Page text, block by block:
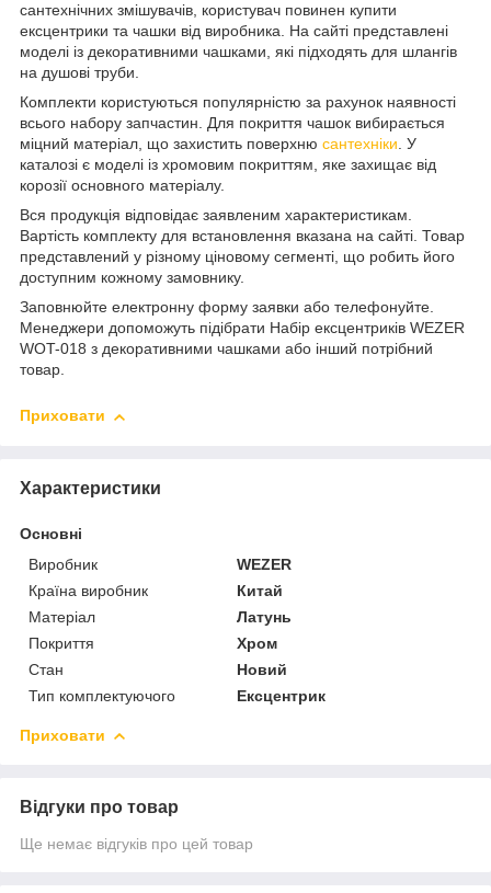
сантехнічних змішувачів, користувач повинен купити
ексцентрики та чашки від виробника. На сайті представлені
моделі із декоративними чашками, які підходять для шлангів
на душові труби.
Комплекти користуються популярністю за рахунок наявності
всього набору запчастин. Для покриття чашок вибирається
міцний матеріал, що захистить поверхню сантехніки. У
каталозі є моделі із хромовим покриттям, яке захищає від
корозії основного матеріалу.
Вся продукція відповідає заявленим характеристикам.
Вартість комплекту для встановлення вказана на сайті. Товар
представлений у різному ціновому сегменті, що робить його
доступним кожному замовнику.
Заповнюйте електронну форму заявки або телефонуйте.
Менеджери допоможуть підібрати Набір ексцентриків WEZER
WOT-018 з декоративними чашками або інший потрібний
товар.
Приховати
Характеристики
Основні
Виробник
WEZER
Країна виробник
Китай
Матеріал
Латунь
Покриття
Хром
Стан
Новий
Тип комплектуючого
Ексцентрик
Приховати
Відгуки про товар
Ще немає відгуків про цей товар